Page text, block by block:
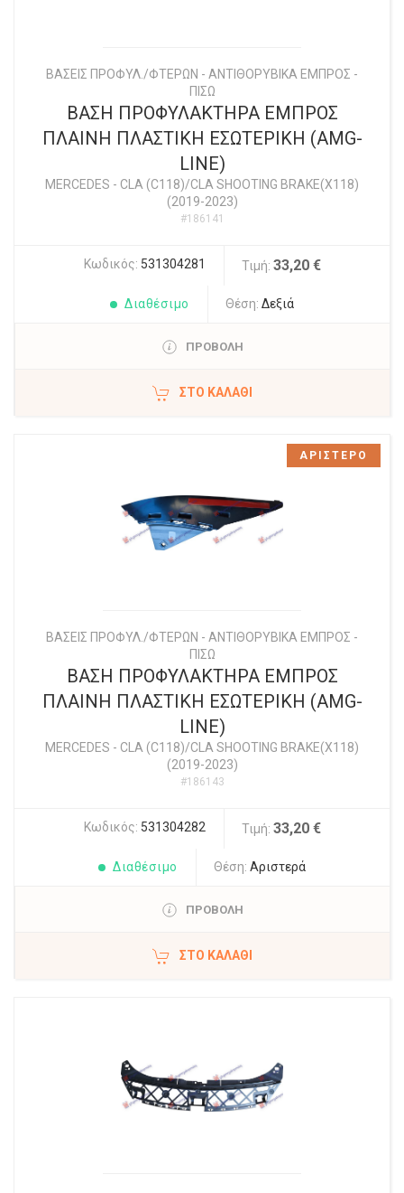
ΒΑΣΕΙΣ ΠΡΟΦΥΛ./ΦΤΕΡΩΝ - ΑΝΤΙΘΟΡΥΒΙΚΑ ΕΜΠΡΟΣ -
ΠΙΣΩ
ΒΑΣΗ ΠΡΟΦΥΛΑΚΤΗΡΑ ΕΜΠΡΟΣ
ΠΛΑΙΝΗ ΠΛΑΣΤΙΚΗ ΕΣΩΤΕΡΙΚΗ (AMG-
LINE)
MERCEDES - CLA (C118)/CLA SHOOTING BRAKE(X118)
(2019-2023)
#186141
Κωδικός: 531304281 Τιμή: 33,20 €
Διαθέσιμο Θέση: Δεξιά
ΠΡΟΒΟΛΗ
ΣΤΟ ΚΑΛΆΘΙ
ΒΑΣΕΙΣ ΠΡΟΦΥΛ./ΦΤΕΡΩΝ - ΑΝΤΙΘΟΡΥΒΙΚΑ ΕΜΠΡΟΣ -
ΠΙΣΩ
ΒΑΣΗ ΠΡΟΦΥΛΑΚΤΗΡΑ ΕΜΠΡΟΣ
ΠΛΑΙΝΗ ΠΛΑΣΤΙΚΗ ΕΣΩΤΕΡΙΚΗ (AMG-
LINE)
MERCEDES - CLA (C118)/CLA SHOOTING BRAKE(X118)
(2019-2023)
#186143
Κωδικός: 531304282 Τιμή: 33,20 €
Διαθέσιμο Θέση: Αριστερά
ΠΡΟΒΟΛΗ
ΣΤΟ ΚΑΛΆΘΙ
ΑΡΙΣΤΕΡΟ